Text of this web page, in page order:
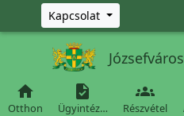
Ugrás a fő tartalomra
Kapcsolat

Otthon

Ügyintéz…

Részvétel